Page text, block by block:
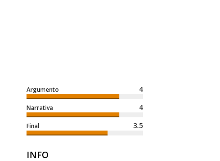
Argumento 4
Narrativa 4
Final 3.5
INFO